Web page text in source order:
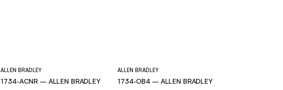
ALLEN BRADLEY
1734-ACNR – ALLEN BRADLEY
ALLEN BRADLEY
1734-OB4 – ALLEN BRADLEY